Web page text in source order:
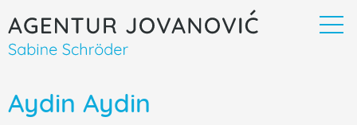
Aydin Aydin